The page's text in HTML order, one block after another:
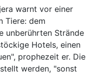
warnt vor einer
Tiere: dem
unberührten Strände
Hotels, einen
prophezeit er. Die
werden, "sonst